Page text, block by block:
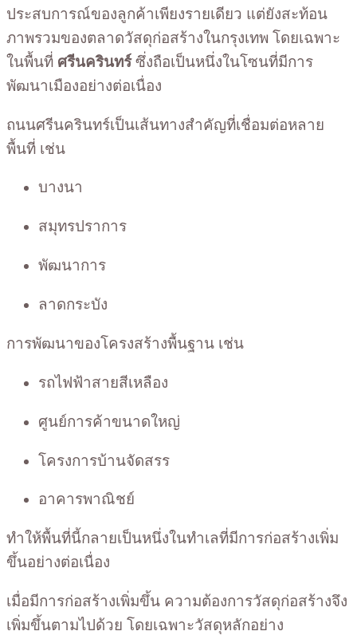
ประสบการณ์ของลูกค้าเพียงรายเดียว แต่ยังสะท้อน
ภาพรวมของตลาดวัสดุก่อสร้างในกรุงเทพ โดยเฉพาะ
ในพื้นที่ ศรีนครินทร์ซึ่งถือเป็นหนึ่งในโซนที่มีการ
พัฒนาเมืองอย่างต่อเนื่อง
ถนนศรีนครินทร์เป็นเส้นทางสำคัญที่เชื่อมต่อหลาย
พื้นที่ เช่น
บางนา
สมุทรปราการ
พัฒนาการ
ลาดกระบัง
การพัฒนาของโครงสร้างพื้นฐาน เช่น
รถไฟฟ้าสายสีเหลือง
ศูนย์การค้าขนาดใหญ่
โครงการบ้านจัดสรร
อาคารพาณิชย์
ทำให้พื้นที่นี้กลายเป็นหนึ่งในทำเลที่มีการก่อสร้างเพิ่ม
ขึ้นอย่างต่อเนื่อง
เมื่อมีการก่อสร้างเพิ่มขึ้น ความต้องการวัสดุก่อสร้างจึง
เพิ่มขึ้นตามไปด้วย โดยเฉพาะวัสดุหลักอย่าง